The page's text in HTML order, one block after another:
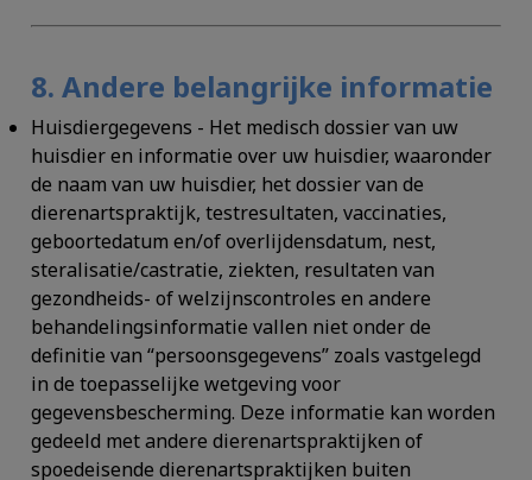
8. Andere belangrijke informatie
Huisdiergegevens - Het medisch dossier van uw
huisdier en informatie over uw huisdier, waaronder
de naam van uw huisdier, het dossier van de
dierenartspraktijk, testresultaten, vaccinaties,
geboortedatum en/of overlijdensdatum, nest,
steralisatie/castratie, ziekten, resultaten van
gezondheids- of welzijnscontroles en andere
behandelingsinformatie vallen niet onder de
definitie van “persoonsgegevens” zoals vastgelegd
in de toepasselijke wetgeving voor
gegevensbescherming. Deze informatie kan worden
gedeeld met andere dierenartspraktijken of
spoedeisende dierenartspraktijken buiten